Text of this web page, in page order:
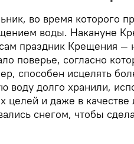
во время которого
воды. Накануне
праздник Крещения —
поверье, согласно
способен исцелять
воду долго хранили,
целей и даже в качестве
снегом, чтобы